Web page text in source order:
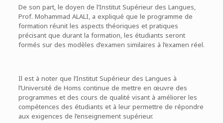
De son part, le doyen de l’Institut Supérieur des Langues,
Prof. Mohammad ALALI, a expliqué que le programme de
formation réunit les aspects théoriques et pratiques
précisant que durant la formation, les étudiants seront
formés sur des modèles d’examen similaires à l’examen réel.
Il est à noter que l’Institut Supérieur des Langues à
l’Université de Homs continue de mettre en œuvre des
programmes et des cours de qualité visant à améliorer les
compétences des étudiants et à leur permettre de répondre
aux exigences de l’enseignement supérieur.